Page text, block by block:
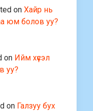
onХайр нь
юм болов уу?
on Ийм хүсэл
уу?
on Галзуу бух